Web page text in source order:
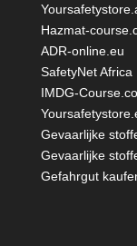
Hazmat-
ADR-online.eu
SafetyNet Africa
IMDG-
Gevaarlijke
Gevaarlijke
Gefahrgut